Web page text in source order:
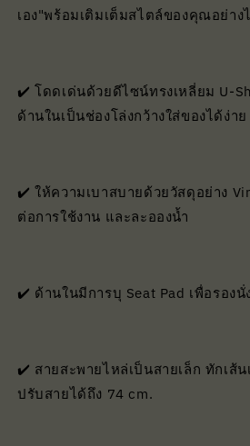
เอง"พร้อมเติมเต็มสไตล์ของคุณอย่าง
✔️ โดดเด่นด้วยดีไซน์ทรงเหลี่ยม U-
ด้านในเป็นช่องโล่งกว้างใส่ของได้ง่าย
✔️ ให้ความเบาสบายด้วยวัสดุอย่าง
ต่อการใช้งาน และละอองน้ำ
✔️ ด้านในมีการบุ Seat Pad เพื่อรอง
✔️ สายสะพายไหล่เป็นสายเล็ก ทักเส้น
ปรับสายได้ถึง 74 cm.